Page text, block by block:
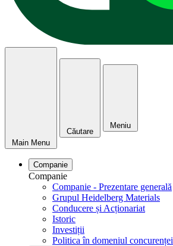
Main Menu
Căutare
Meniu
Companie
Companie
Companie - Prezentare generală
Grupul Heidelberg Materials
Conducere și Acționariat
Istoric
Investiții
Politica în domeniul concurenței